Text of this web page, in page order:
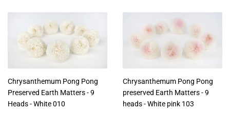
MwSt
(VAT/IVA
excl.)
MwSt
(VAT/IVA
excl.)
Chrysanthemum Pong Pong
Preserved Earth Matters - 9
Heads - White 010
Chrysanthemum Pong Pong
preserved Earth Matters - 9
heads - White pink 103